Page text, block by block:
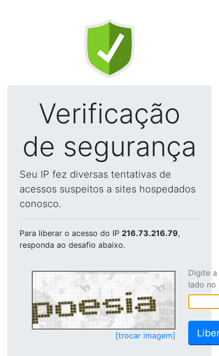
Verificação
de segurança
Seu IP fez diversas tentativas de
acessos suspeitos a sites hospedados
conosco.
Para liberar o acesso do IP 216.73.216.79,
responda ao desafio abaixo.
[trocar imagem]
Digite
lado no